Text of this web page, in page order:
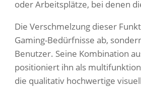
oder Arbeitsplätze, bei denen
Die Verschmelzung dieser
Gaming-Bedürfnisse ab,
Benutzer. Seine Kombination
positioniert ihn als
die qualitativ hochwertige